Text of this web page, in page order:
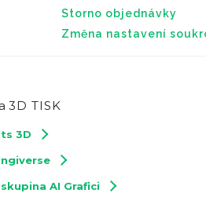
Storno objednávky
Změna nastavení
3D TISK
3D
skupina AI Grafici